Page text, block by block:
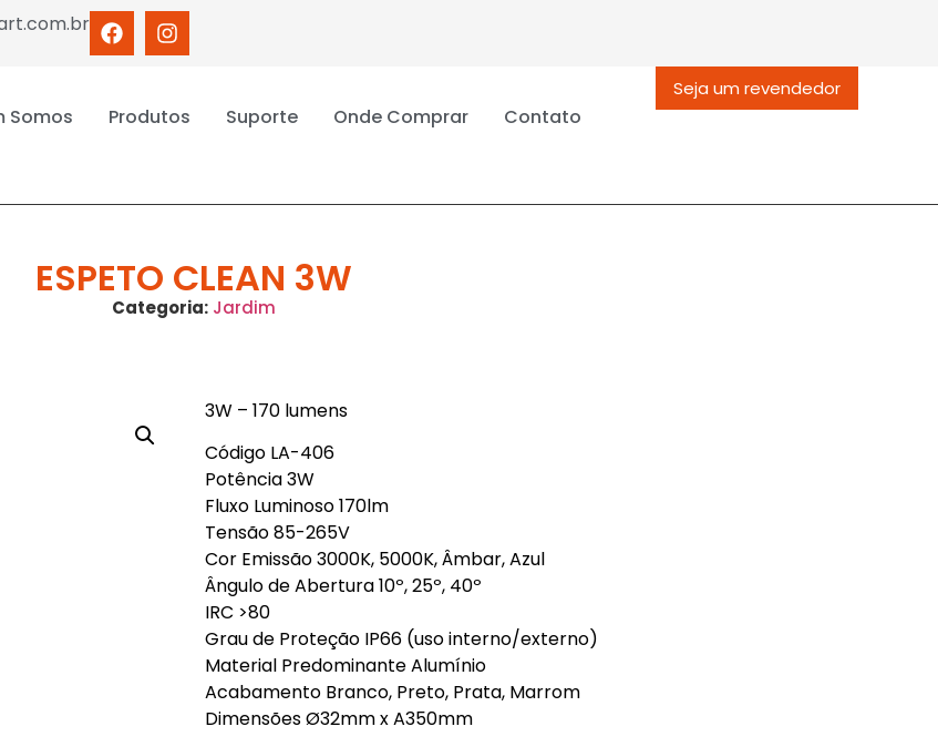
Somos Produtos Suporte Onde Comprar Contato
Seja um revendedor
ESPETO CLEAN 3W
Categoria: Jardim
3W – 170 lumens
Código LA-406
Potência 3W
Fluxo Luminoso 170lm
Tensão 85-265V
Cor Emissão 3000K, 5000K, Âmbar, Azul
Ângulo de Abertura 10º, 25º, 40º
IRC >80
Grau de Proteção IP66 (uso interno/externo)
Material Predominante Alumínio
Acabamento Branco, Preto, Prata, Marrom
Dimensões Ø32mm x A350mm